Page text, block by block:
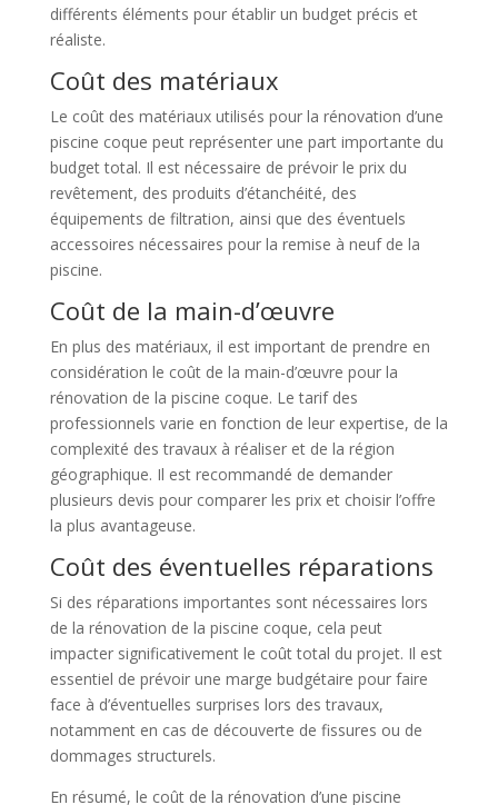
différents éléments pour établir un budget précis et
réaliste.
Coût des matériaux
Le coût des matériaux utilisés pour la rénovation d’une
piscine coque peut représenter une part importante du
budget total. Il est nécessaire de prévoir le prix du
revêtement, des produits d’étanchéité, des
équipements de filtration, ainsi que des éventuels
accessoires nécessaires pour la remise à neuf de la
piscine.
Coût de la main-d’œuvre
En plus des matériaux, il est important de prendre en
considération le coût de la main-d’œuvre pour la
rénovation de la piscine coque. Le tarif des
professionnels varie en fonction de leur expertise, de la
complexité des travaux à réaliser et de la région
géographique. Il est recommandé de demander
plusieurs devis pour comparer les prix et choisir l’offre
la plus avantageuse.
Coût des éventuelles réparations
Si des réparations importantes sont nécessaires lors
de la rénovation de la piscine coque, cela peut
impacter significativement le coût total du projet. Il est
essentiel de prévoir une marge budgétaire pour faire
face à d’éventuelles surprises lors des travaux,
notamment en cas de découverte de fissures ou de
dommages structurels.
En résumé, le coût de la rénovation d’une piscine